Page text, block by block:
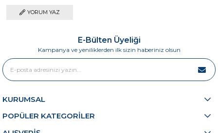
YORUM YAZ
E-Bülten Üyeliği
Kampanya ve yeniliklerden ilk sizin haberiniz olsun
KURUMSAL
POPÜLER KATEGORİLER